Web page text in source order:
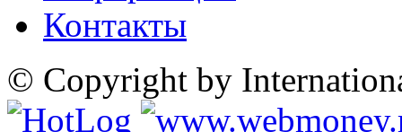
Контакты
© Copyright by